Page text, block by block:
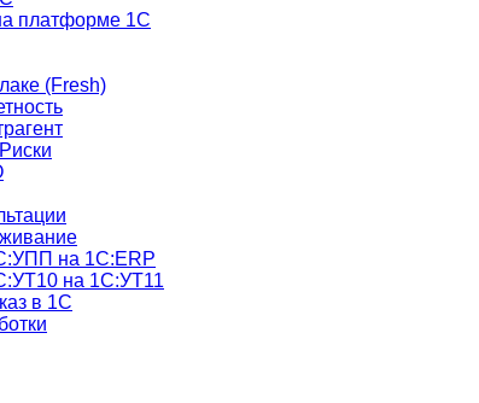
платформе 1С
(Fresh)
на 1С:ERP
на 1С:УТ11
в 1С